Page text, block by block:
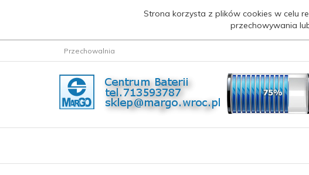
Strona korzysta z plików cookies w celu
przechowywania
Przechowalnia